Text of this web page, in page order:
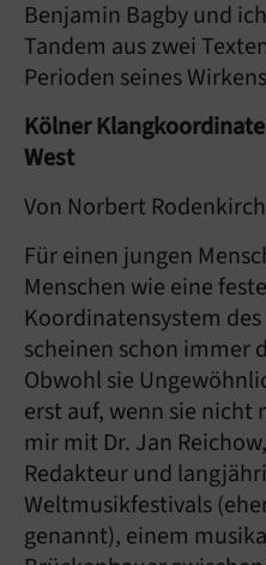
Benjamin Bagby und
Tandem aus zwei
Perioden seines
Kölner
West
Von Norbert
Für einen jungen
Menschen wie eine
Koordinatensystem
scheinen schon immer
Obwohl sie
erst auf, wenn sie nicht
mir mit Dr. Jan
Redakteur und
Weltmusikfestivals
genannt), einem